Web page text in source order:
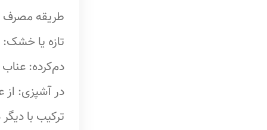
طریقه مصرف
تازه یا
دم‌کرده:
در آشپزی: از
ترکیب با